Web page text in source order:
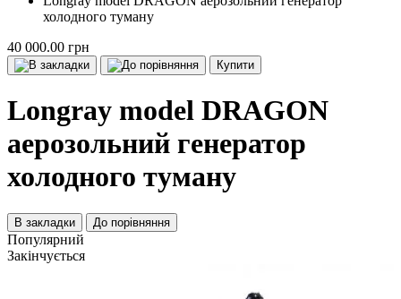
холодного туману
40 000.00 грн
Купити
Longray model DRAGON
аерозольний генератор
холодного туману
В закладки До порівняння
Популярний
Закінчується